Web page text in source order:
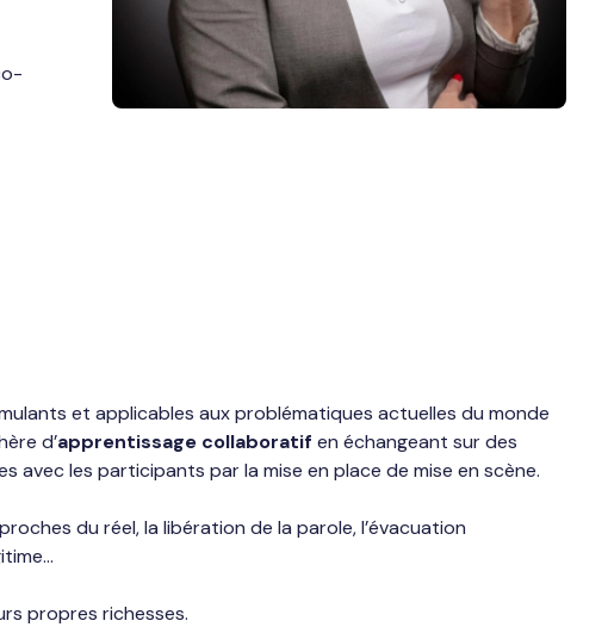
et applicables aux problématiques actuelles du monde
d’apprentissage collaboratifen échangeant sur des
les participants par la mise en place de mise en scène.
du réel, la libération de la parole, l’évacuation
propres richesses.